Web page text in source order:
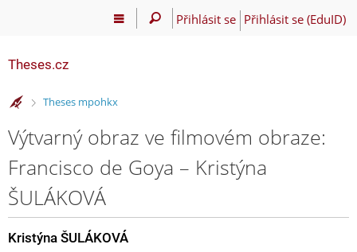
Přihlásit se Přihlásit se (EduID)
Theses.cz
>
Theses mpohkx
Výtvarný obraz ve filmovém obraze:
Francisco de Goya – Kristýna
ŠULÁKOVÁ
Kristýna ŠULÁKOVÁ